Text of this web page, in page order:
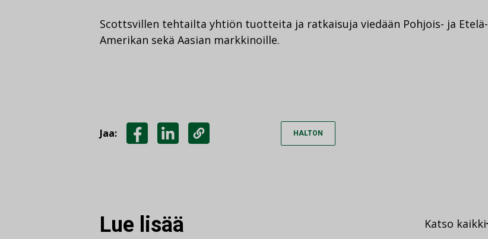
Scottsvillen tehtailta yhtiön tuotteita ja ratkaisuja viedään Pohjois- ja Etelä-
Amerikan sekä Aasian markkinoille.
Jaa: HALTON
Lue lisää Katso kaikki